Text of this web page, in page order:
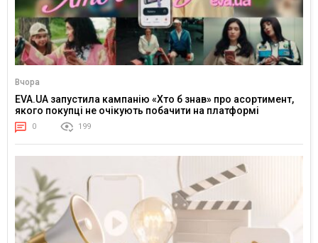
Вчора
EVA.UA запустила кампанію «Хто б знав» про асортимент,
якого покупці не очікують побачити на платформі
0 199